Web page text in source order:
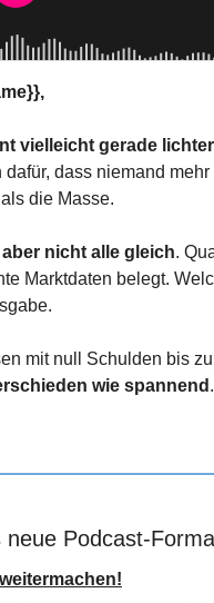
vielleicht gerade
dass niemand
die Masse.
nicht alle gleich.
Marktdaten belegt.
mit null Schulden bis
wie spannend
Podcast-